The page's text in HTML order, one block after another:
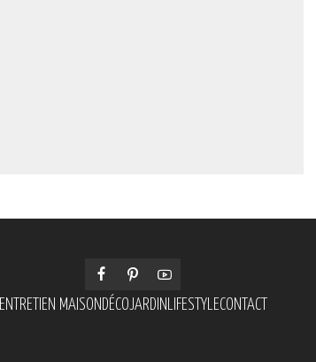
ENTRETIEN MAISON DÉCOJARDIN LIFESTYLECONTACT